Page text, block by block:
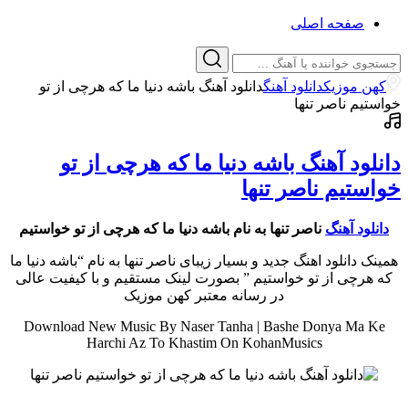
صفحه اصلی
کهن موزیکدانلود آهنگدانلود آهنگ باشه دنیا ما که هرچی از تو
خواستیم ناصر تنها
دانلود آهنگ باشه دنیا ما که هرچی از تو
خواستیم ناصر تنها
دانلود آهنگ ناصر تنها به نام باشه دنیا ما که هرچی از تو خواستیم
همینک دانلود اهنگ جدید و بسیار زیبای ناصر تنها به نام “باشه دنیا ما
که هرچی از تو خواستیم ” بصورت لینک مستقیم و با کیفیت عالی
در رسانه معتبر کهن موزیک
Download New Music By Naser Tanha | Bashe Donya Ma Ke
Harchi Az To Khastim On KohanMusics